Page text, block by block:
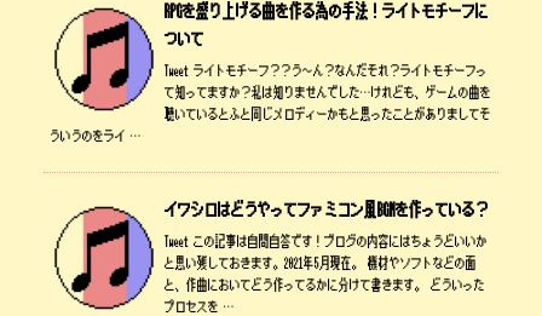
RPGを盛り上げる曲を作る為の手法！ライトモチーフに
ついて
Tweet ライトモチーフ？？う～ん？なんだそれ？ライトモチーフっ
て知ってますか？私は知りませんでした…けれども、ゲームの曲を
聴いているとふと同じメロディーかもと思ったことがありましてそ
ういうのをライ …
イワシロはどうやってファミコン風BGMを作っている？
Tweet この記事は自問自答です！ブログの内容にはちょうどいいか
と思い残しておきます。2021年5月現在。 機材やソフトなどの面
と、作曲においてどう作ってるかに分けて書きます。 どういった
プロセスを …